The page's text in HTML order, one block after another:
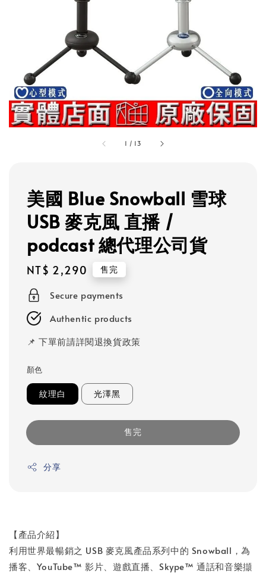
1 / 13
美國 Blue Snowball 雪球
USB 麥克風 直播 /
podcast 總代理公司貨
Regular
price
NT$ 2,290 售完
Secure payments
Authentic products
📌 下單前請詳閱退換貨政策
顏色
紋理白 光澤黑
售完
分享
【產品介紹】
利用世界最暢銷之 USB 麥克風產品系列中的 Snowball，為
播客、YouTube™ 影片、遊戲直播、Skype™ 通話和音樂擷